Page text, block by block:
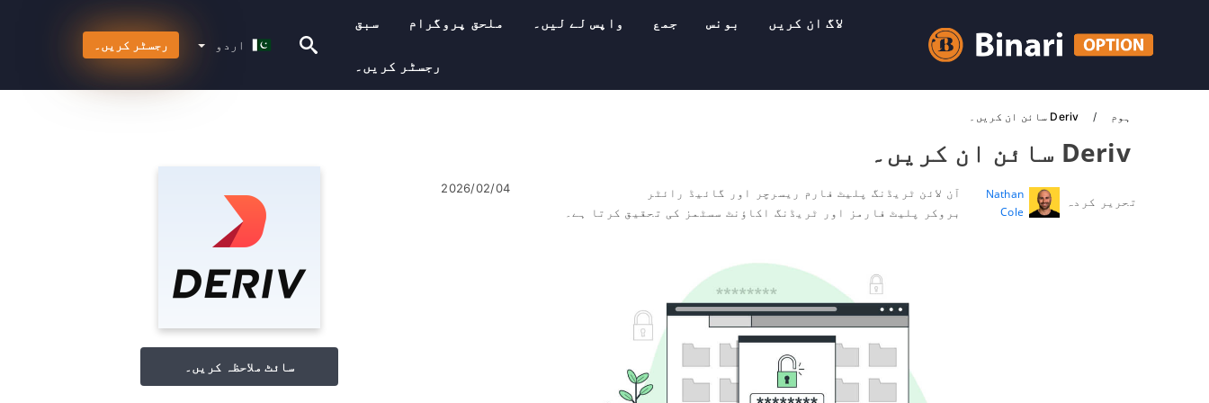
سبق ملحق پروگرام واپس لے لیں۔ جمع بونس لاگ ان کریں
رجسٹر کریں۔
اردو رجسٹر کریں۔
ہوم Deriv سائن ان کریں۔
Deriv سائن ان کریں۔
تحریر کردہ
Nathan
Cole
آن لائن ٹریڈنگ پلیٹ فارم ریسرچر اور گائیڈ رائٹر
بروکر پلیٹ فارمز اور ٹریڈنگ اکاؤنٹ سسٹمز کی تحقیق کرتا ہے۔
2026/02/04
سائٹ ملاحظہ کریں۔